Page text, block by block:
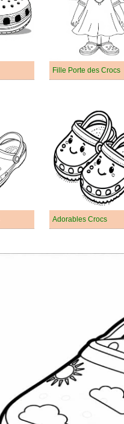
Fille Porte des Crocs
Adorables Crocs